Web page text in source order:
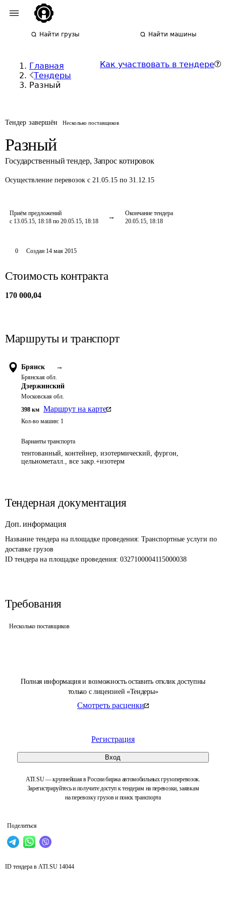
Найти грузы Найти машины
Главная
Тендеры
Разный
Как участвовать в тендере
Тендер завершён Несколько поставщиков
Разный
Государственный тендер, Запрос котировок
Осуществление перевозок с 21.05.15 по 31.12.15
Приём предложений
с 13.05.15, 18:18 по 20.05.15, 18:18
Окончание тендера
20.05.15, 18:18
Полная информация и возможность оставить отклик доступны
только с лицензией «Тендеры»
Смотреть расценки
Регистрация
Вход
ATI.SU — крупнейшая в России биржа автомобильных грузоперевозок.
Зарегистрируйтесь и получите доступ к тендерам на перевозки, заявкам
на перевозку грузов и поиск транспорта
Поделиться
0 Создан 14 мая 2015
Стоимость контракта
170 000,04
Маршруты и транспорт
Брянск →
Брянская обл.
Дзержинский
Московская обл.
398 км Маршрут на карте
Кол-во машин: 1
Варианты транспорта
тентованный, контейнер, изотермический, фургон,
цельнометалл., все закр.+изотерм
Тендерная документация
Доп. информация
Название тендера на площадке проведения: Транспортные услуги по
доставке грузов
ID тендера на площадке проведения: 0327100004115000038
Требования
Несколько поставщиков
ID тендера в ATI.SU 14044